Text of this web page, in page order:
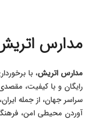
مدارس
مدارس اتریش، با
رایگان و با کیفیت،
سراسر جهان، از جمله
آوردن محیطی امن،